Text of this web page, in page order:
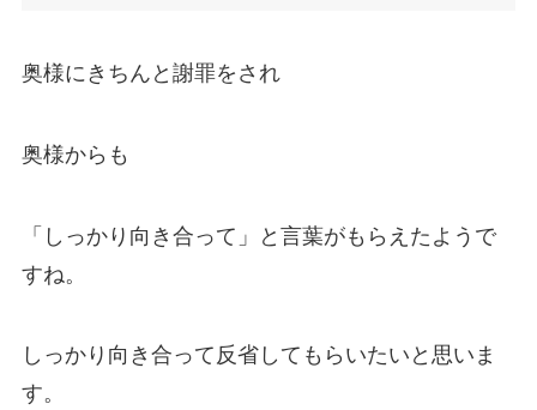
奥様にきちんと謝罪をされ
奥様からも
「しっかり向き合って」と言葉がもらえたようで
すね。
しっかり向き合って反省してもらいたいと思いま
す。